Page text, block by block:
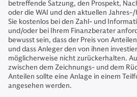
betreffende Satzung, den Prospekt,
oder die WAI und den aktuellen
Sie kostenlos bei den Zahl- und
und/oder bei Ihrem Finanzberater
bewusst sein, dass der Preis von
und dass Anleger den von ihnen
möglicherweise nicht zurückerhalten.
zwischen dem Zeichnungs- und dem
Anteilen sollte eine Anlage in einem
angesehen werden.